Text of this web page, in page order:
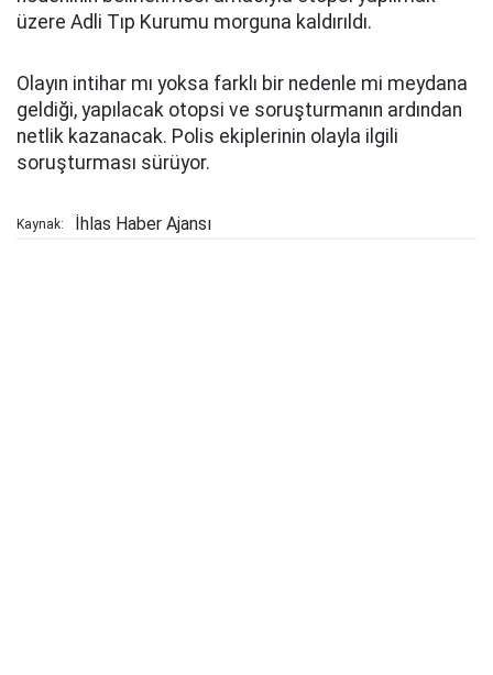
üzere Adli Tıp Kurumu morguna kaldırıldı.
Olayın intihar mı yoksa farklı bir nedenle mi meydana
geldiği, yapılacak otopsi ve soruşturmanın ardından
netlik kazanacak. Polis ekiplerinin olayla ilgili
soruşturması sürüyor.
Kaynak: İhlas Haber Ajansı